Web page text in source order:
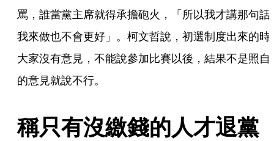
罵，誰當黨主席就得承擔砲火，「所以我才講那句話
我來做也不會更好」。柯文哲說，初選制度出來的時
大家沒有意見，不能說參加比賽以後，結果不是照自
的意見就說不行。
稱只有沒繳錢的人才退